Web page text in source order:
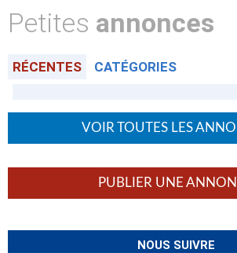
Petites annonces
RÉCENTES CATÉGORIES
VOIR TOUTES LES
PUBLIER UNE
NOUS SUIVRE